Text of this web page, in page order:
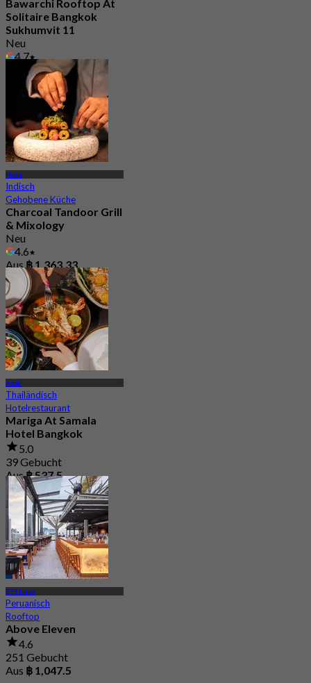
Bawarchi Rooftop At
Solitaire Bangkok
Sukhumvit 11
Neu
4.7
฿ 945
Nana
Indisch
Gehobene Küche
Charcoal Tandoor Grill
& Mixology
Neu
4.6
Aus ฿ 1,363.33
Asok
Thailändisch
Hotelrestaurant
Mariga At Samala
Hotel Bangkok
5.0
39 Gebucht
Aus฿ 537.5
BTS Nana
Peruanisch
Rooftop
Above Eleven
4.6
251 Gebucht
Aus ฿ 1,047.5